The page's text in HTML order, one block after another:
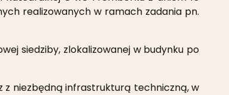
realizowanych w ramach zadania pn.
siedziby, zlokalizowanej w budynku po
z niezbędną infrastrukturą techniczną, w